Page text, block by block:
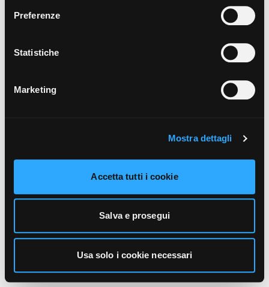
unicamente i cookie necessari alla navigazione. Per
funzionamento, puoi prendere visione dell’informativa
cliccando qui.
Preferenze
Statistiche
Marketing
Mostra dettagli
Accetta tutti i cookie
Salva e prosegui
Usa solo i cookie necessari
404